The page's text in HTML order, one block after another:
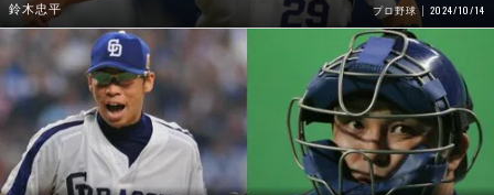
鈴木忠平 プロ野球 2024/10/14